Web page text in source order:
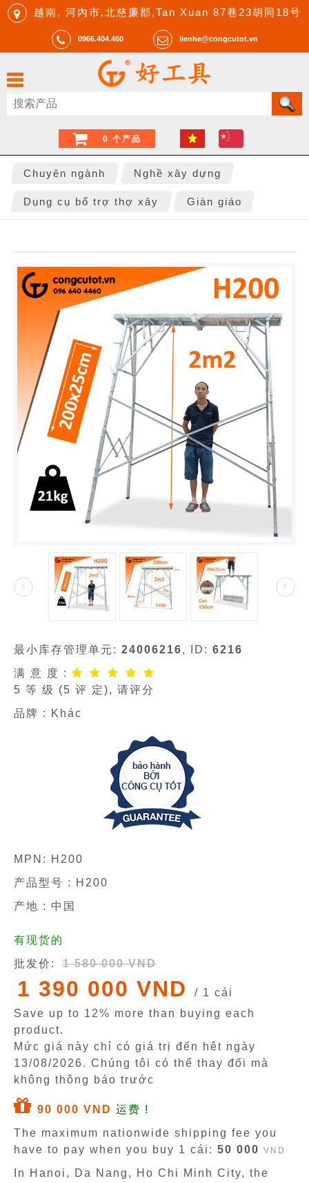
越南, 河內市,北慈廉郡,Tan Xuan 87巷23胡同18号
0966.404.460 lienhe@congcutot.vn
0 个产品
Chuyên ngành Nghề xây dựng
Dụng cụ bổ trợ thợ xây Giàn giáo
最小库存管理单元: 24006216, ID: 6216
满 意 度 :
5 等 级 (5 评 定), 请评分
品牌 :
Khác
MPN:
H200
产品型号 :
H200
产地 : 中国
有现货的
批发价:
1 580 000 VND
1 390 000 VND
/ 1 cái
Save up to 12% more than buying each
product.
Mức giá này chỉ có giá trị đến hêt ngày
13/08/2026. Chúng tôi có thể thay đổi mà
không thông báo trước
90 000 VND 运费 !
The maximum nationwide shipping fee you
have to pay when you buy 1 cái: 50 000 VND
In Hanoi, Da Nang, Ho Chi Minh City, the